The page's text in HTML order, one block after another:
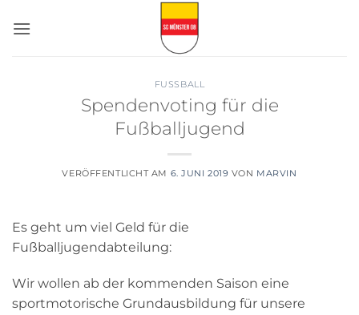
Inhalt
FUSSBALL
Spendenvoting für die
Fußballjugend
VERÖFFENTLICHT AM 6. JUNI 2019 VON MARVIN
Es geht um viel Geld für die
Fußballjugendabteilung:
Wir wollen ab der kommenden Saison eine
sportmotorische Grundausbildung für unsere